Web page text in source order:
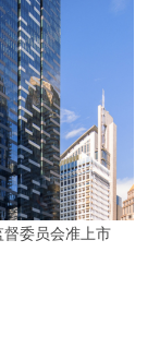
委员会准上市